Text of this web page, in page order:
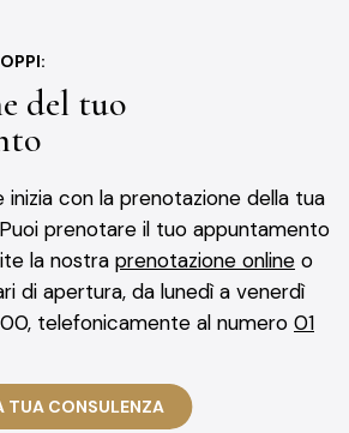
del tuo
con la prenotazione della tua
prenotare il tuo appuntamento
la nostra prenotazione online o
di apertura, da lunedì a venerdì
telefonicamente al numero 01
TUA CONSULENZA